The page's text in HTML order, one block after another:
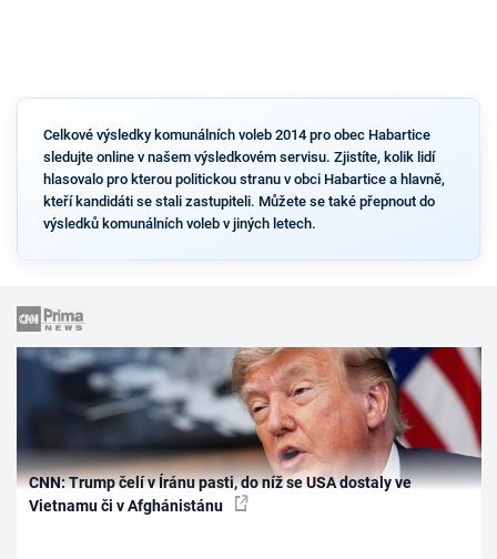
Celkové výsledky komunálních voleb 2014 pro obec Habartice
sledujte online v našem výsledkovém servisu. Zjistíte, kolik lidí
hlasovalo pro kterou politickou stranu v obci Habartice a hlavně,
kteří kandidáti se stali zastupiteli. Můžete se také přepnout do
výsledků komunálních voleb v jiných letech.
CNN: Trump čelí v Íránu pasti, do níž se USA dostaly ve
Vietnamu či v Afghánistánu